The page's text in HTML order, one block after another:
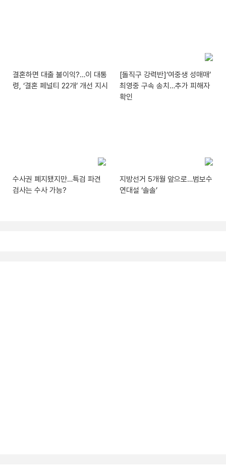
결혼하면 대출 불이익?…이 대통
령, ‘결혼 페널티 22개’ 개선 지시
[돌직구 강력반]‘여중생 성매매’
최영중 구속 송치…추가 피해자
확인
수사권 폐지됐지만…특검 파견
검사는 수사 가능?
지방선거 5개월 앞으로…범보수
연대설 ‘솔솔’